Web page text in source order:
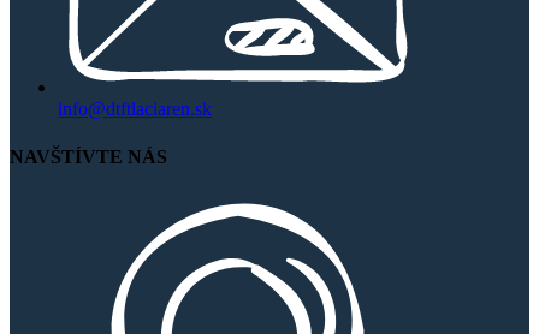
info@dtftlaciaren.sk
NAVŠTÍVTE NÁS